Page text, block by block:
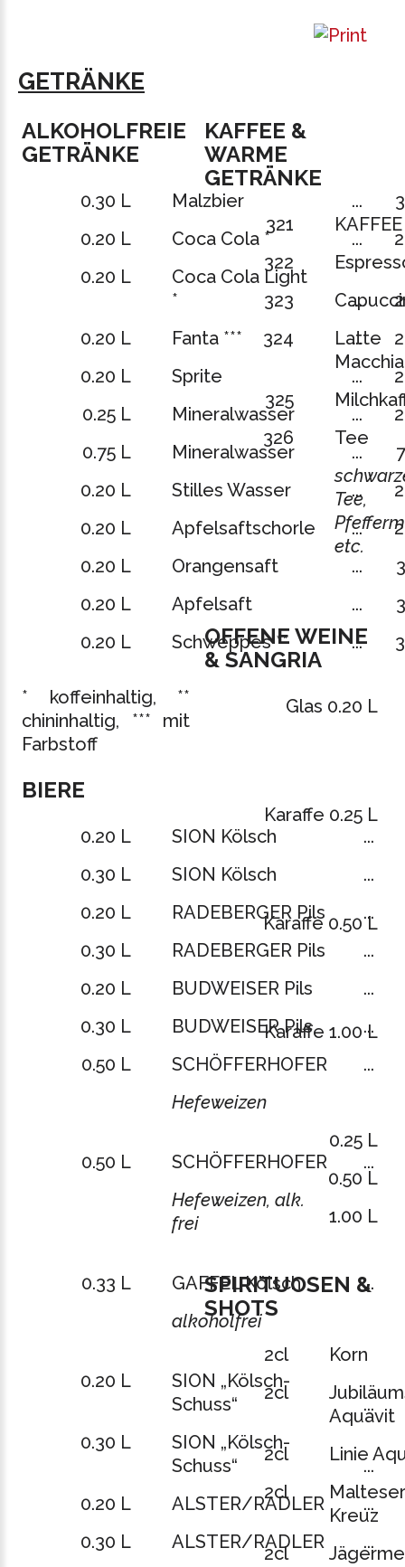
GETRÄNKE
ALKOHOLFREIE
GETRÄNKE
0.30 L Malzbier ...
0.20 L
Coca Cola * ...
0.20 L
Coca Cola Light
*
...
0.20 L
Fanta *** ...
0.20 L
Sprite ...
0.25 L
Mineralwasser ...
0.75 L
Mineralwasser ...
0.20 L
Stilles Wasser ...
0.20 L
Apfelsaftschorle ...
0.20 L
Orangensaft ...
0.20 L
Apfelsaft ...
0.20 L
Schweppes ** ...
* koffeinhaltig, **
chininhaltig, *** mit
Farbstoff
BIERE
0.20 L SION Kölsch
...
0.30 L
SION Kölsch
...
0.20 L
RADEBERGER Pils
...
0.30 L
RADEBERGER Pils
...
0.20 L
BUDWEISER Pils
...
0.30 L
BUDWEISER Pils
...
0.50 L
SCHÖFFERHOFER
...
Hefeweizen
0.50 L SCHÖFFERHOFER
...
Hefeweizen, alk.
frei
0.33 L GAFFEL Kölsch
...
alkoholfrei
0.20 L
SION „Kölsch-
Schuss“
...
0.30 L
SION „Kölsch-
Schuss“
...
0.20 L
ALSTER/RADLER
...
0.30 L
ALSTER/RADLER
...
KAFFEE &
WARME
GETRÄNKE
321
KAFFEE
322
323
324
Latte
325
326
Tee
Tee,
etc.
OFFENE WEINE
& SANGRIA
Glas 0.20 L
Karaffe 0.25 L
Karaffe 0.50 L
Karaffe 1.00 L
0.25 L
0.50 L
1.00 L
SPIRITUOSEN &
SHOTS
2cl
Korn
2cl
Aquavit
2cl
Linie
2cl
Malteser
Kreuz
2cl